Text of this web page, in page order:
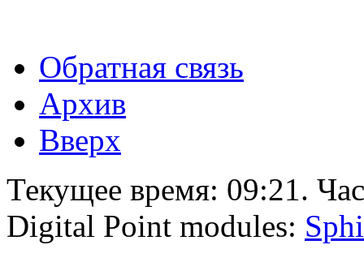
Обратная связь
Архив
Вверх
Текущее время: 09:21.
Digital Point modules: